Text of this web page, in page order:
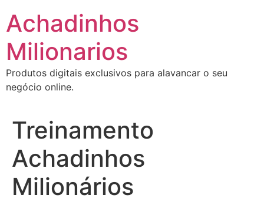
para
conteúdo
Achadinhos
Milionarios
Produtos digitais exclusivos para alavancar o seu
negócio online.
Treinamento
Achadinhos
Milionários